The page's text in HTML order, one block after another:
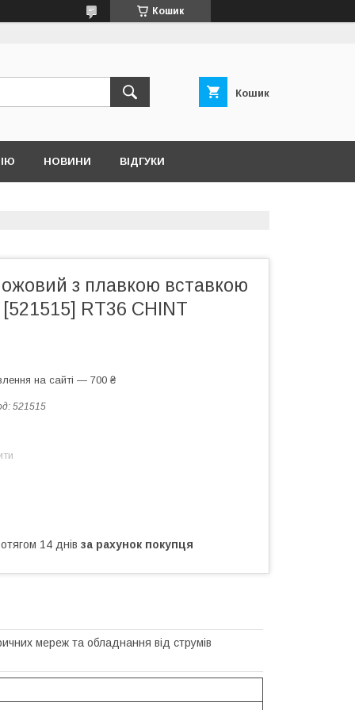
Кошик
Кошик
НОВИНИ ВІДГУКИ
з плавкою вставкою
RT36 CHINT
на сайті — 700 ₴
521515
14 днів за рахунок покупця
мереж та обладнання від струмів